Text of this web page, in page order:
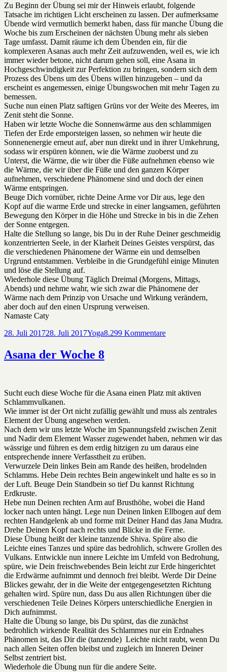
Zu Beginn der Übung sei mir der Hinweis erlaubt, folgende
Tatsache im richtigen Licht erscheinen zu lassen. Der aufmerksame
Übende wird vermutlich bemerkt haben, dass für manche Übung die
Woche bis zum Erscheinen der nächsten Übung mehr als sieben
Tage umfasst. Damit räume ich dem Übenden ein, für die
komplexeren Asanas auch mehr Zeit aufzuwenden, weil es, wie ich
immer wieder betone, nicht darum gehen soll, eine Asana in
Hochgeschwindigkeit zur Perfektion zu bringen, sondern sich dem
Prozess des Übens um des Übens willen hinzugeben – und da
erscheint es angemessen, einige Übungswochen mit mehr Tagen zu
bemessen.
Suche nun einen Platz saftigen Grüns vor der Weite des Meeres, im
Zenit steht die Sonne.
Haben wir letzte Woche die Sonnenwärme aus den schlammigen
Tiefen der Erde emporsteigen lassen, so nehmen wir heute die
Sonnenenergie erneut auf, aber nun direkt und in ihrer Umkehrung,
sodass wir erspüren können, wie die Wärme zuoberst und zu
Unterst, die Wärme, die wir über die Füße aufnehmen ebenso wie
die Wärme, die wir über die Füße und den ganzen Körper
aufnehmen, verschiedene Phänomene sind und doch der einen
Wärme entspringen.
Beuge Dich vornüber, richte Deine Arme vor Dir aus, lege den
Kopf auf die warme Erde und strecke in einer langsamen, geführten
Bewegung den Körper in die Höhe und Strecke in bis in die Zehen
der Sonne entgegen.
Halte die Stellung so lange, bis Du in der Ruhe Deiner geschmeidig
konzentrierten Seele, in der Klarheit Deines Geistes verspürst, das
die verschiedenen Phänomene der Wärme ein und demselben
Urgrund entstammen. Verbleibe in die Grundgefühl einige Minuten
und löse die Stellung auf.
Wiederhole diese Übung Täglich Dreimal (Morgens, Mittags,
Abends) und nehme wahr, wie sich zwar die Phänomene der
Wärme nach dem Prinzip von Ursache und Wirkung verändern,
aber doch auf den einen Ursprung verweisen.
Namaste Caty
Veröffentlicht
28. Juli 201728. Juli 2017Kategorien
Yoga8.299 Kommentarezu
Asana der Woche 8
Sucht euch diese Woche für die Asana einen Platz mit aktiven
Schlammvulkanen.
Wie immer ist der Ort nicht zufällig gewählt und muss als zentrales
Element der Übung angesehen werden.
Nach dem wir uns letzte Woche im Spannungsfeld zwischen Zenit
und Nadir dem Element Wasser zugewendet haben, nehmen wir das
wässrige und führen es dem erdig hitzigen zu um daraus eine
entsprechende innere Verfasstheit zu erüben.
Verwurzele Dein linkes Bein am Rande des heißen, brodelnden
Schlamms. Hebe Dein rechtes Bein angewinkelt und halte es so in
der Luft. Beuge Dein Standbein so tief Du kannst Richtung
Erdkruste.
Hebe nun Deinen rechten Arm auf Brusthöhe, wobei die Hand
locker nach unten hängt. Lege nun Deinen linken Ellbogen auf dem
rechten Handgelenk ab und forme mit Deiner Hand das Jana Mudra.
Drehe Deinen Kopf nach rechts und Blicke in die Ferne.
Diese Übung heißt der kleine tanzende Shiva. Spüre also die
Leichte eines Tanzes und spüre das bedrohlich, schwere Grollen des
Vulkans. Entwickle nun innere Leichte im Umfeld von Bedrohung,
spüre, wie Dein freischwebendes Bein leicht zur Erde hingerichtet
die Erdwärme aufnimmt und dennoch frei bleibt. Werde Dir Deine
Blickes gewahr, der in die Weite der entgegengesetzten Richtung
gehalten wird. Spüre nun, dass Du aus allen Richtungen über die
verschiedenen Teile Deines Körpers unterschiedliche Energien in
Dich aufnimmst.
Halte die Übung so lange, bis Du spürst, das die zunächst
bedrohlich wirkende Realität des Schlammes nur ein Erdnahes
Phänomen ist, das Dir die (tanzende) Leichte nicht raubt, wenn Du
nach allen Seiten offen bleibst und zugleich im Inneren Deiner
Selbst zentriert bist.
Wiederhole die Übung nun für die andere Seite.